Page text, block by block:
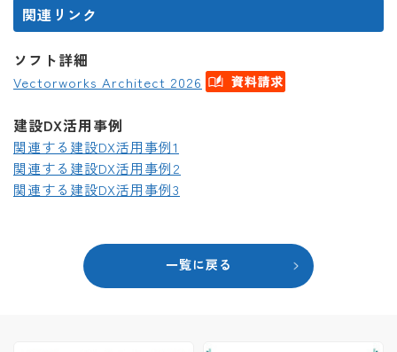
関連リンク
ソフト詳細
Vectorworks Architect 2026
建設DX活用事例
関連する建設DX活用事例1
関連する建設DX活用事例2
関連する建設DX活用事例3
一覧に戻る